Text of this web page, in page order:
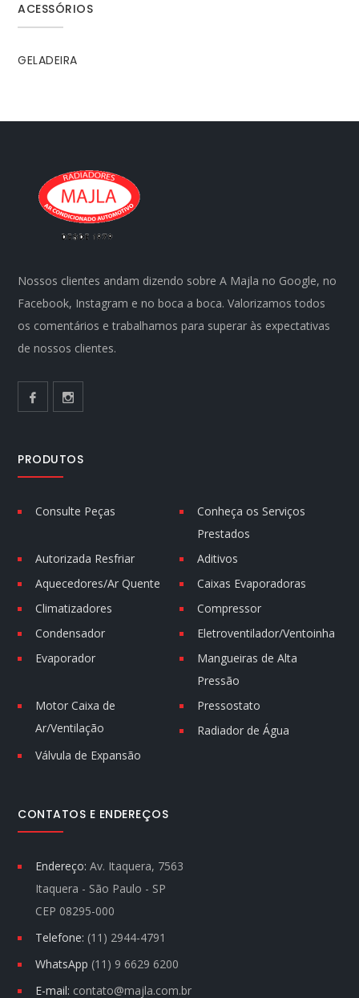
ACESSÓRIOS
GELADEIRA
Nossos clientes andam dizendo sobre A Majla no Google, no
Facebook, Instagram e no boca a boca. Valorizamos todos
os comentários e trabalhamos para superar às expectativas
de nossos clientes.
PRODUTOS
Consulte Peças
Conheça os Serviços
Prestados
Autorizada Resfriar
Aditivos
Aquecedores/Ar Quente
Caixas Evaporadoras
Climatizadores
Compressor
Condensador
Eletroventilador/Ventoinha
Evaporador
Mangueiras de Alta
Pressão
Motor Caixa de
Ar/Ventilação
Pressostato
Radiador de Água
Válvula de Expansão
CONTATOS E ENDEREÇOS
Endereço: Av. Itaquera, 7563
Itaquera - São Paulo - SP
CEP 08295-000
Telefone: (11) 2944-4791
WhatsApp (11) 9 6629 6200
E-mail: contato@majla.com.br